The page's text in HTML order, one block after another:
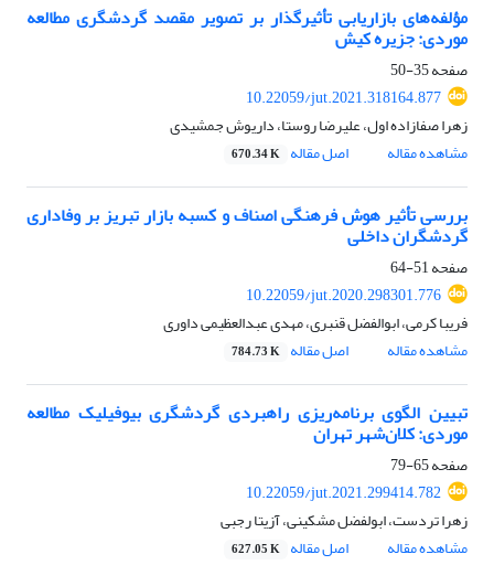
مؤلفه‌های بازاریابی تأثیرگذار بر تصویر مقصد گردشگری مطالعه
موردی: جزیره کیش
صفحه35-50
10.22059/jut.2021.318164.877
زهرا صفازاده اول، علیرضا روستا، داریوش جمشیدی
مشاهده مقاله
اصل مقاله 670.34 K
بررسی تأثیر هوش فرهنگی اصناف و کسبه بازار تبریز بر وفاداری
گردشگران داخلی
صفحه51-64
10.22059/jut.2020.298301.776
فریبا کرمی، ابوالفضل قنبری، مهدی عبدالعظیمی داوری
مشاهده مقاله
اصل مقاله 784.73 K
تبیین الگوی برنامه‌ریزی راهبردی گردشگری بیوفیلیک مطالعه
موردی: کلان‌شهر تهران
صفحه65-79
10.22059/jut.2021.299414.782
زهرا تردست، ابولفضل مشکینی، آزیتا رجبی
مشاهده مقاله
اصل مقاله 627.05 K